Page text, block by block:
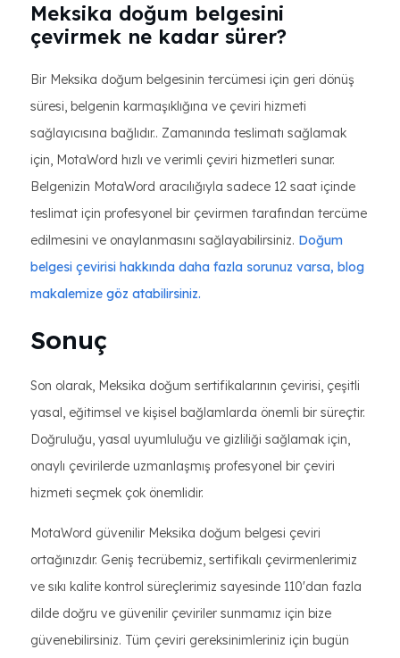
Meksika doğum belgesini
çevirmek ne kadar sürer?
Bir Meksika doğum belgesinin tercümesi için geri dönüş
süresi, belgenin karmaşıklığına ve çeviri hizmeti
sağlayıcısına bağlıdır.. Zamanında teslimatı sağlamak
için, MotaWord hızlı ve verimli çeviri hizmetleri sunar.
Belgenizin MotaWord aracılığıyla sadece 12 saat içinde
teslimat için profesyonel bir çevirmen tarafından tercüme
edilmesini ve onaylanmasını sağlayabilirsiniz. Doğum
belgesi çevirisi hakkında daha fazla sorunuz varsa, blog
makalemize göz atabilirsiniz.
Sonuç
Son olarak, Meksika doğum sertifikalarının çevirisi, çeşitli
yasal, eğitimsel ve kişisel bağlamlarda önemli bir süreçtir.
Doğruluğu, yasal uyumluluğu ve gizliliği sağlamak için,
onaylı çevirilerde uzmanlaşmış profesyonel bir çeviri
hizmeti seçmek çok önemlidir.
MotaWord güvenilir Meksika doğum belgesi çeviri
ortağınızdır. Geniş tecrübemiz, sertifikalı çevirmenlerimiz
ve sıkı kalite kontrol süreçlerimiz sayesinde 110'dan fazla
dilde doğru ve güvenilir çeviriler sunmamız için bize
güvenebilirsiniz. Tüm çeviri gereksinimleriniz için bugün